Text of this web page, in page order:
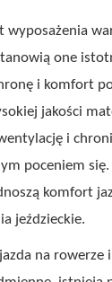
wyposażenia
one
i komfort
jakości
i
poceniem
komfort
jeździeckie.
na rowerze